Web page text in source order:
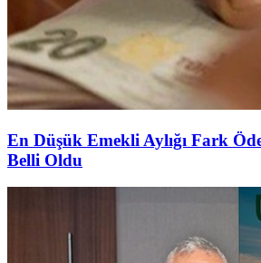
En Düşük Emekli Aylığı Fark
Belli Oldu